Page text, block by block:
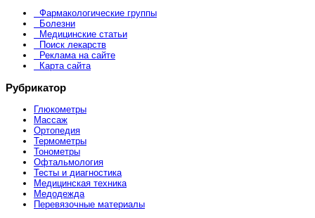
Фармакологические группы
Болезни
Медицинские статьи
Поиск лекарств
Реклама на сайте
Карта сайта
Рубрикатор
Глюкометры
Массаж
Ортопедия
Термометры
Тонометры
Офтальмология
Тесты и диагностика
Медицинская техника
Медодежда
Перевязочные материалы